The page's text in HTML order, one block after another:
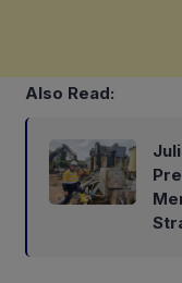
Also Read: